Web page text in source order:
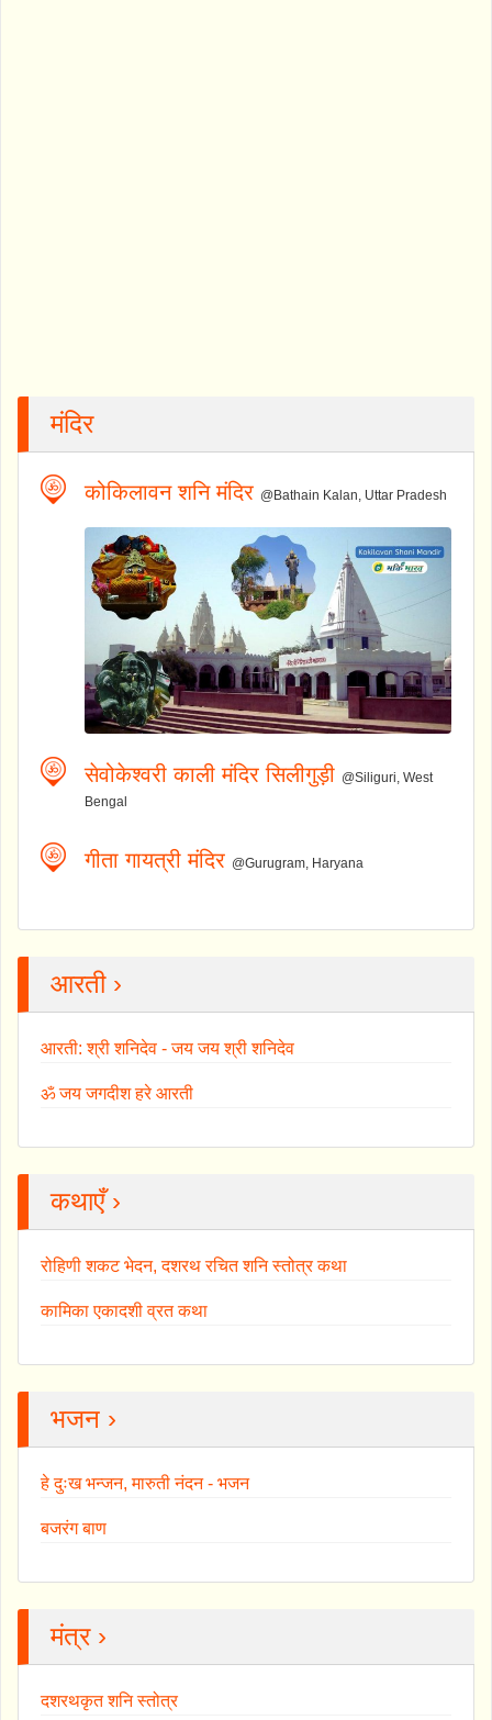
मंदिर
कोकिलावन शनि मंदिर @Bathain Kalan, Uttar Pradesh
सेवोकेश्वरी काली मंदिर सिलीगुड़ी @Siliguri, West
Bengal
गीता गायत्री मंदिर @Gurugram, Haryana
आरती ›
आरती: श्री शनिदेव - जय जय श्री शनिदेव
ॐ जय जगदीश हरे आरती
कथाएँ ›
रोहिणी शकट भेदन, दशरथ रचित शनि स्तोत्र कथा
कामिका एकादशी व्रत कथा
भजन ›
हे दुःख भन्जन, मारुती नंदन - भजन
बजरंग बाण
मंत्र ›
दशरथकृत शनि स्तोत्र